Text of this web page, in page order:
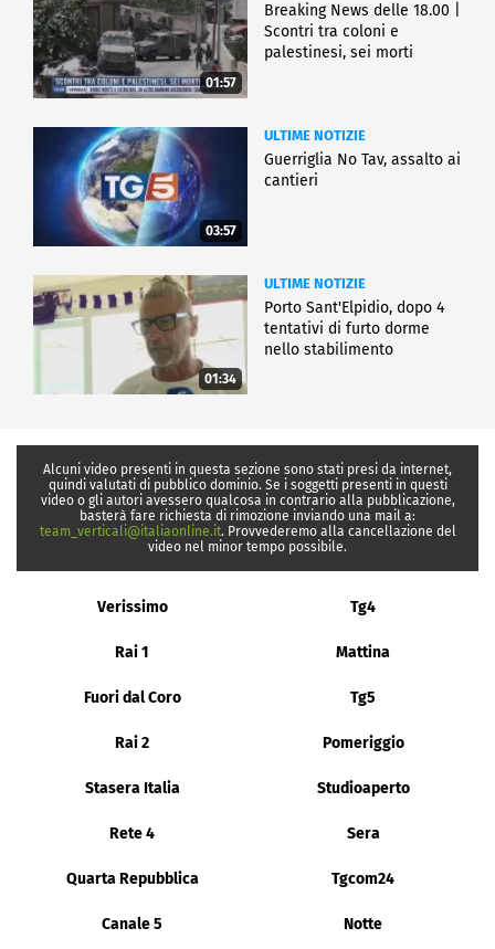
01:57
Breaking News delle 18.00 |
Scontri tra coloni e
palestinesi, sei morti
03:57
ULTIME NOTIZIE
Guerriglia No Tav, assalto ai
cantieri
01:34
ULTIME NOTIZIE
Porto Sant'Elpidio, dopo 4
tentativi di furto dorme
nello stabilimento
Alcuni video presenti in questa sezione sono stati presi da internet,
quindi valutati di pubblico dominio. Se i soggetti presenti in questi
video o gli autori avessero qualcosa in contrario alla pubblicazione,
basterà fare richiesta di rimozione inviando una mail a:
team_verticali@italiaonline.it. Provvederemo alla cancellazione del
video nel minor tempo possibile.
Verissimo Tg4
Rai 1 Mattina
Fuori dal Coro Tg5
Rai 2 Pomeriggio
Stasera Italia Studioaperto
Rete 4 Sera
Quarta Repubblica Tgcom24
Canale 5 Notte